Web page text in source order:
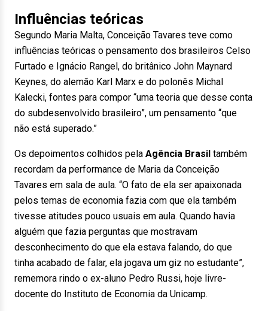
Influências teóricas
Segundo Maria Malta, Conceição Tavares teve como
influências teóricas o pensamento dos brasileiros Celso
Furtado e Ignácio Rangel, do britânico John Maynard
Keynes, do alemão Karl Marx e do polonês Michal
Kalecki, fontes para compor “uma teoria que desse conta
do subdesenvolvido brasileiro”, um pensamento “que
não está superado.”
Os depoimentos colhidos pela Agência Brasil também
recordam da performance de Maria da Conceição
Tavares em sala de aula. “O fato de ela ser apaixonada
pelos temas de economia fazia com que ela também
tivesse atitudes pouco usuais em aula. Quando havia
alguém que fazia perguntas que mostravam
desconhecimento do que ela estava falando, do que
tinha acabado de falar, ela jogava um giz no estudante”,
rememora rindo o ex-aluno Pedro Russi, hoje livre-
docente do Instituto de Economia da Unicamp.